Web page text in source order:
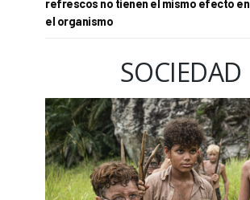
refrescos no tienen el mismo efecto en
el organismo
SOCIEDAD